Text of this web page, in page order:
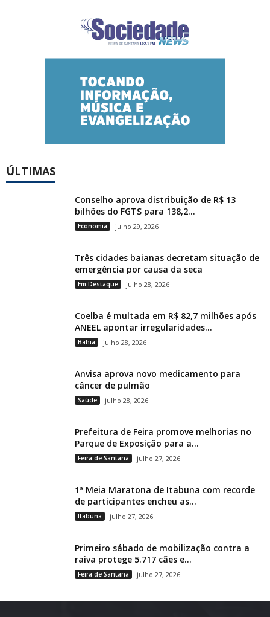
ÚLTIMAS
Conselho aprova distribuição de R$ 13
bilhões do FGTS para 138,2...
Economia julho 29, 2026
Três cidades baianas decretam situação de
emergência por causa da seca
Em Destaque julho 28, 2026
Coelba é multada em R$ 82,7 milhões após
ANEEL apontar irregularidades...
Bahia julho 28, 2026
Anvisa aprova novo medicamento para
câncer de pulmão
Saúde julho 28, 2026
Prefeitura de Feira promove melhorias no
Parque de Exposição para a...
Feira de Santana julho 27, 2026
1ª Meia Maratona de Itabuna com recorde
de participantes encheu as...
Itabuna julho 27, 2026
Primeiro sábado de mobilização contra a
raiva protege 5.717 cães e...
Feira de Santana julho 27, 2026